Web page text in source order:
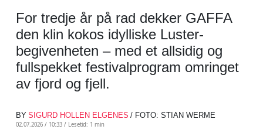
For tredje år på rad dekker GAFFA
den klin kokos idylliske Luster-
begivenheten – med et allsidig og
fullspekket festivalprogram omringet
av fjord og fjell.
BY SIGURD HOLLEN ELGENES / FOTO: STIAN WERME
02.07.2026 / 10:33 / Lesetid: 1 min